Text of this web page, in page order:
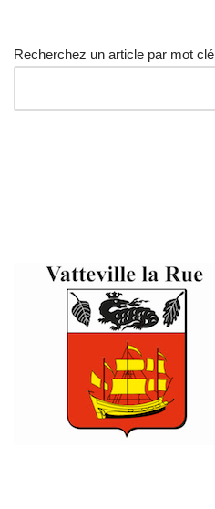
Recherchez un article par mot clé